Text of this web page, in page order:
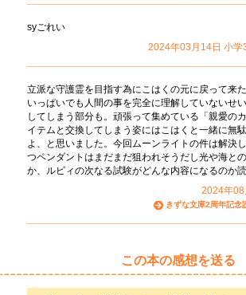
syごれい
2024年03月14日 小学
立派な守護霊を目指す為にこはくの元に戻って来
いっぱいでも人間の事を完全に理解していないせ
してしまう部分も。頑張って集めている「親愛の
イテムと交換してしまう姿にはこはくと一緒に無
よ、と思いました。今回ムーンライトの件は解決
つペンダントはまだまだ狙われそうだし光や海と
か、ルビィの次なる試験がどんな内容になるのか読
2024年08
きずな文庫2周年記念
この本の感想を送る